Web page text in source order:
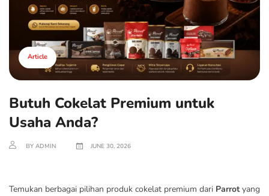
Article
Butuh Cokelat Premium untuk
Usaha Anda?
BY ADMIN JUNE 30, 2026
Temukan berbagai pilihan produk cokelat premium dari Parrotyang